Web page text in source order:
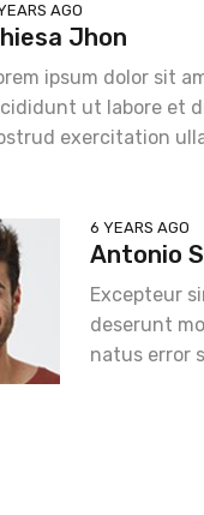
AGO
Jhon
ipsum dolor sit
ut labore et
exercitation
6 YEARS AGO
Antonio
Excepteur
deserunt
natus error